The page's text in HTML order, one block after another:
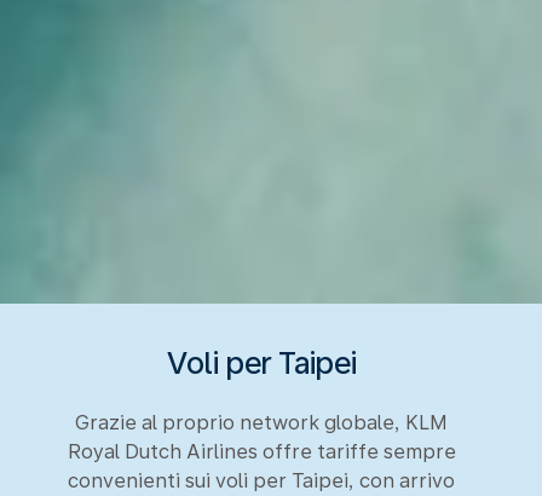
Voli per Taipei
Grazie al proprio network globale, KLM
Royal Dutch Airlines offre tariffe sempre
convenienti sui voli per Taipei, con arrivo